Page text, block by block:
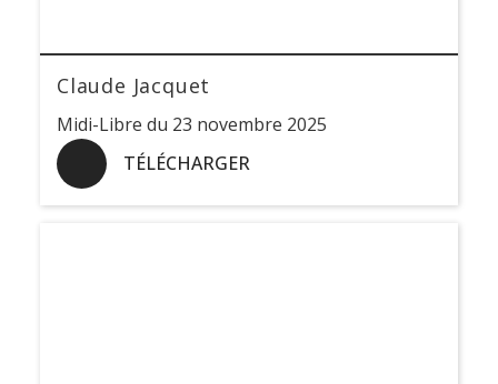
Claude Jacquet
Midi-Libre du 23 novembre 2025
TÉLÉCHARGER